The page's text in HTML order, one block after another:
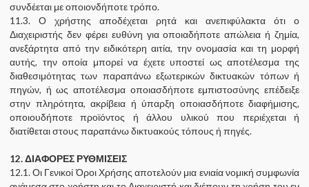
συνδέεται με οποιονδήποτε τρόπο.
11.3. Ο χρήστης αποδέχεται ρητά και ανεπιφύλακτα ότι ο
Διαχειριστής δεν φέρει ευθύνη για οποιαδήποτε απώλεια ή ζημία,
ανεξάρτητα από την ειδικότερη αιτία, την ονομασία και τη μορφή
αυτής, την οποία μπορεί να έχετε υποστεί ως αποτέλεσμα της
διαθεσιμότητας των παραπάνω εξωτερικών δικτυακών τόπων ή
πηγών, ή ως αποτέλεσμα οποιασδήποτε εμπιστοσύνης επέδειξε
στην πληρότητα, ακρίβεια ή ύπαρξη οποιασδήποτε διαφήμισης,
οποιουδήποτε προϊόντος ή άλλου υλικού που περιέχεται ή
διατίθεται στους παραπάνω δικτυακούς τόπους ή πηγές.
12. ΔΙΑΦΟΡΕΣ ΡΥΘΜΙΣΕΙΣ
12.1. Οι Γενικοί Όροι Χρήσης αποτελούν μια ενιαία νομική συμφωνία